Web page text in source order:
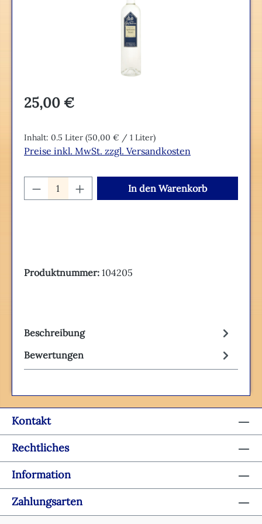
Regulärer Preis:
25,00 €
Inhalt: 0.5 Liter (50,00 € / 1 Liter)
Preise inkl. MwSt. zzgl. Versandkosten
Produkt Anzahl: Gib den
In den Warenkorb
Produktnummer: 104205
Beschreibung
Bewertungen
Kontakt
Rechtliches
Information
Zahlungsarten